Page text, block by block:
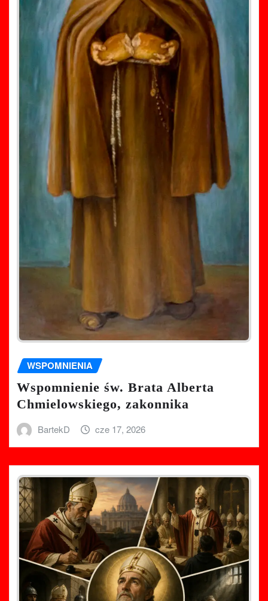
WSPOMNIENIA
Wspomnienie św. Brata Alberta
Chmielowskiego, zakonnika
BartekD cze 17, 2026